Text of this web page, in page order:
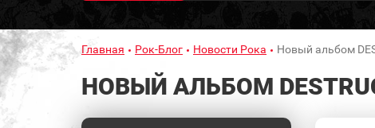
Главная Рок-Блог Новости Рока Новый альбом
НОВЫЙ АЛЬБОМ